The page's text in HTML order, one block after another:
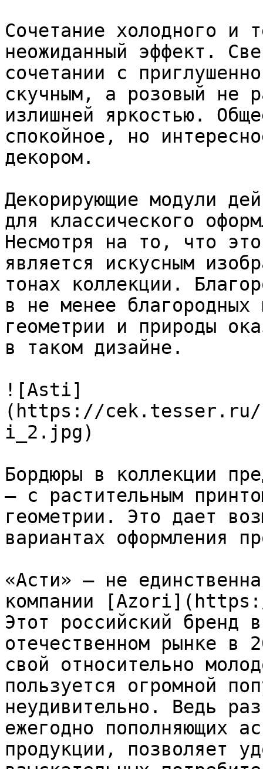
Сочетание холодного и
неожиданный эффект.
сочетании с
скучным, а розовый не
излишней яркостью.
спокойное, но
декором.
Декорирующие модули
для классического
Несмотря на то, что
является искусным
тонах коллекции.
в не менее
геометрии и природы
в таком дизайне.
![Asti]
(https://cek.tesser.ru/
i_2.jpg)
Бордюры в коллекции
— с растительным
геометрии. Это дает
вариантах оформления
«Асти» — не
компании
Этот российский бренд
отечественном рынке в
свой относительно
пользуется огромной
неудивительно. Ведь
ежегодно пополняющих
продукции, позволяет